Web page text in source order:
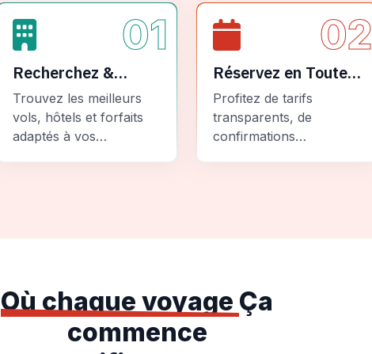
01
Recherchez &
Comparez
Trouvez les meilleurs
vols, hôtels et forfaits
adaptés à vos
02
Réservez en Toute
Sécurité
Profitez de tarifs
transparents, de
confirmations
Où chaque voyage Ça
commence